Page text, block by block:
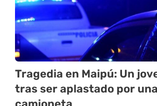
Tragedia en Maipú: Un
tras ser aplastado por una